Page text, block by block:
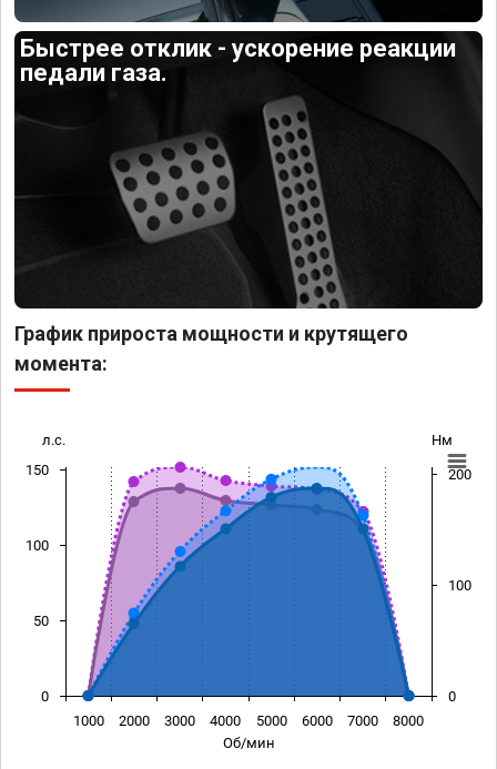
Быстрее отклик - ускорение реакции
педали газа.
График прироста мощности и крутящего
момента:
Об/мин
л.с. Нм
1000 2000 3000 4000 5000 6000 7000 8000
0
50
100
150
0
100
200